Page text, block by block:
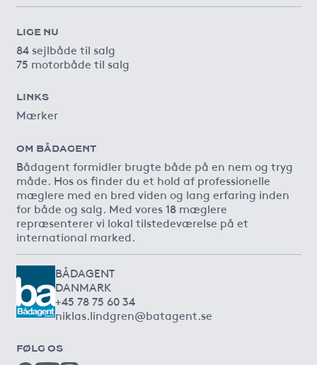
LIGE NU
84 sejlbåde til salg
75 motorbåde til salg
LINKS
Mærker
OM BÅDAGENT
Bådagent formidler brugte både på en nem og tryg
måde. Hos os finder du et hold af professionelle
mæglere med en bred viden og lang erfaring inden
for både og salg. Med vores 18 mæglere
repræsenterer vi lokal tilstedeværelse på et
international marked.
BÅDAGENT
DANMARK
+45 78 75 60 34
niklas.lindgren@batagent.se
FØLG OS